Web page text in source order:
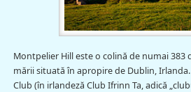
Montpelier Hill este o colină de numai 383
mării situată în apropire de Dublin,
Club (în irlandeză Club Ifrinn Ta, adică